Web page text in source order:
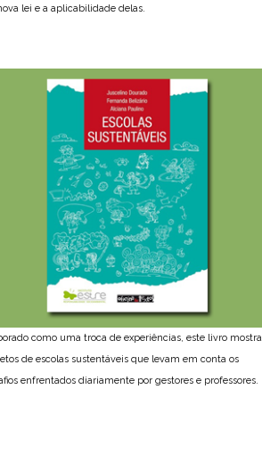
lei e a aplicabilidade delas.
como uma troca de experiências, este livro mostra
de escolas sustentáveis que levam em conta os
enfrentados diariamente por gestores e professores.